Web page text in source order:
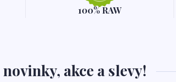
100% RAW
akce a slevy!